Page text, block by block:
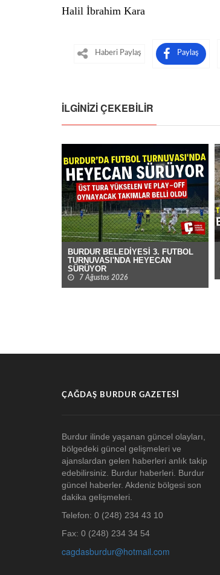
Halil İbrahim Kara
Haberi Paylaş Paylaş
İLGINIZI ÇEKEBILIR
BURDUR BELEDİYESİ 3. FUTBOL
TURNUVASI'NDA HEYECAN
SÜRÜYOR
7 Ağustos 2026
ÇAĞDAŞ BURDUR GAZETESI
Burdur ilinde yaşanan güncel olayları,
bölgedeki güncel gelişmeleri ve
ajanslardan gelen haberleri anlık takip
edebilirsiniz. Burdur haberleri. Burdur
güncel haberler. Akdeniz bölgesi son
dakika gelişmeleri.
Telefon: 0 (248) 234 43 10
Fax: 0 (248) 234 34 54
cagdasburdur@hotmail.com